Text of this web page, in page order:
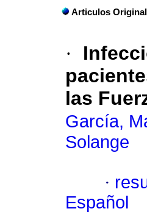
Articulos
·
las
García,
Solange
·
Español